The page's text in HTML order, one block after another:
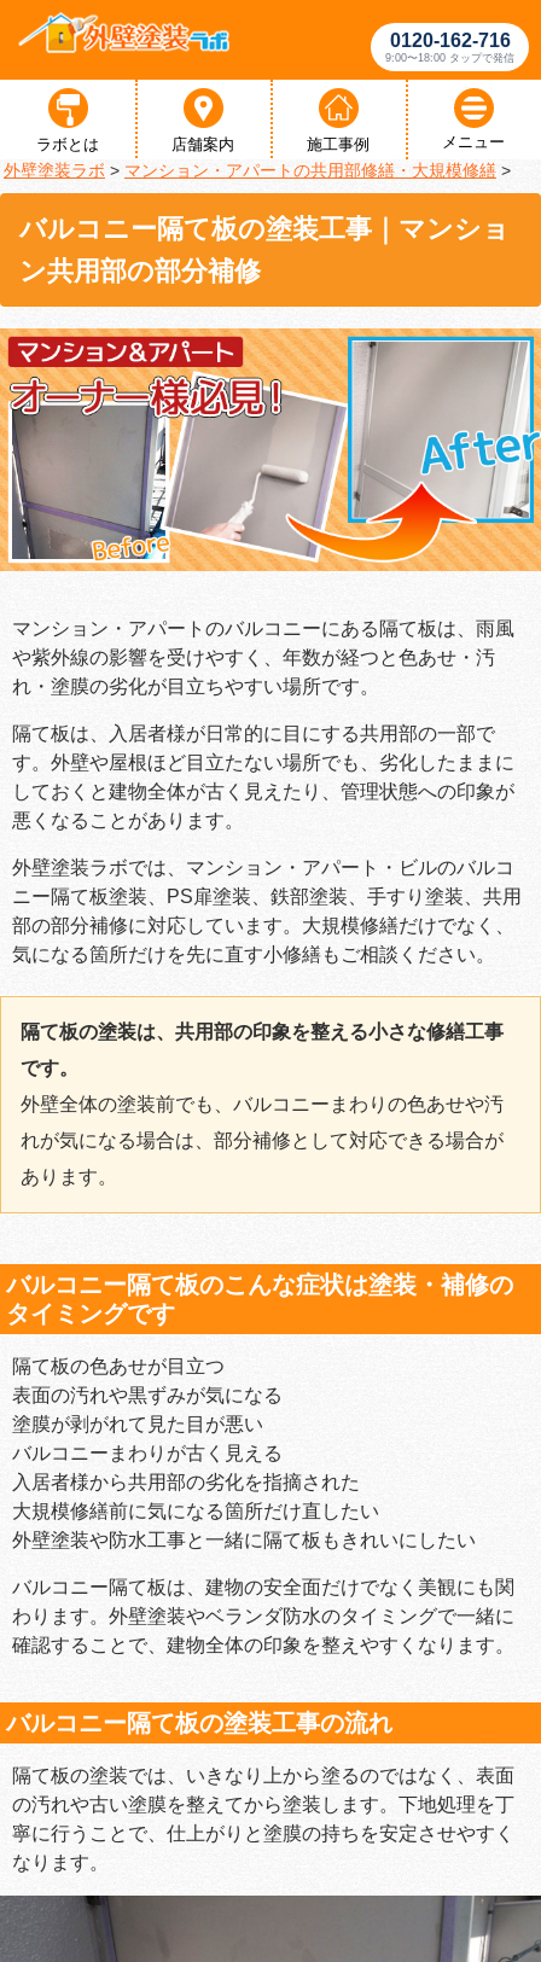
0120-162-716
9:00〜18:00 タップで発信
ラボとは 店舗案内 施工事例 メニュー
外壁塗装ラボ > マンション・アパートの共用部修繕・大規模修繕 >
バルコニー隔て板の塗装工事｜マンショ
ン共用部の部分補修
マンション・アパートのバルコニーにある隔て板は、雨風
や紫外線の影響を受けやすく、年数が経つと色あせ・汚
れ・塗膜の劣化が目立ちやすい場所です。
隔て板は、入居者様が日常的に目にする共用部の一部で
す。外壁や屋根ほど目立たない場所でも、劣化したままに
しておくと建物全体が古く見えたり、管理状態への印象が
悪くなることがあります。
外壁塗装ラボでは、マンション・アパート・ビルのバルコ
ニー隔て板塗装、PS扉塗装、鉄部塗装、手すり塗装、共用
部の部分補修に対応しています。大規模修繕だけでなく、
気になる箇所だけを先に直す小修繕もご相談ください。
隔て板の塗装は、共用部の印象を整える小さな修繕工事
です。
外壁全体の塗装前でも、バルコニーまわりの色あせや汚
れが気になる場合は、部分補修として対応できる場合が
あります。
バルコニー隔て板のこんな症状は塗装・補修の
タイミングです
隔て板の色あせが目立つ
表面の汚れや黒ずみが気になる
塗膜が剥がれて見た目が悪い
バルコニーまわりが古く見える
入居者様から共用部の劣化を指摘された
大規模修繕前に気になる箇所だけ直したい
外壁塗装や防水工事と一緒に隔て板もきれいにしたい
バルコニー隔て板は、建物の安全面だけでなく美観にも関
わります。外壁塗装やベランダ防水のタイミングで一緒に
確認することで、建物全体の印象を整えやすくなります。
バルコニー隔て板の塗装工事の流れ
隔て板の塗装では、いきなり上から塗るのではなく、表面
の汚れや古い塗膜を整えてから塗装します。下地処理を丁
寧に行うことで、仕上がりと塗膜の持ちを安定させやすく
なります。